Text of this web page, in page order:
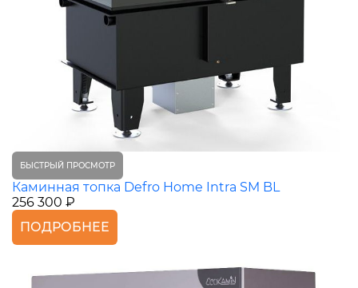
БЫСТРЫЙ ПРОСМОТР
Каминная топка Defro Home Intra SM BL
256 300 ₽
ПОДРОБНЕЕ